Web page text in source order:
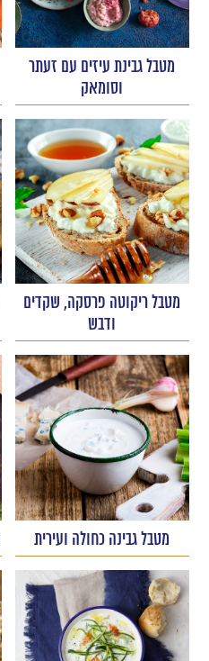
מטבל גבינת עיזים עם זעתר
וסומאק
מטבל ריקוטה פרסקה, שקדים
ודבש
מטבל גבינה כחולה ועירית